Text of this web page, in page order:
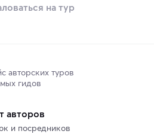
на тур
авторских туров
гидов
авторов
и посредников